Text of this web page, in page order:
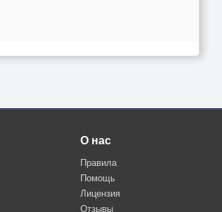
О нас
Правила
Помощь
Лицензия
Отзывы